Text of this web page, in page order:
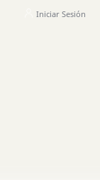
Iniciar Sesión